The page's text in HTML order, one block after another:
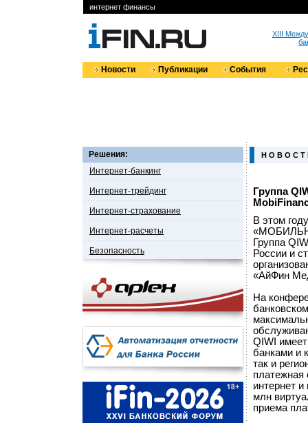
интернет финансы
XIII
Новости Публикации События
Решения:
Интернет-банкинг
Интернет-трейдинг
Интернет-страхование
Интернет-расчеты
Безопасность
Н О В О С Т
Группа
В этом
Группа
России и
«АйФин
На
QIWI
банками и
так и
платежная
интернет
млн
приема